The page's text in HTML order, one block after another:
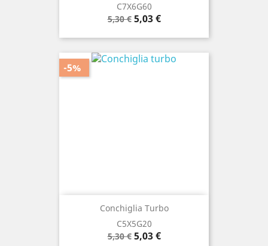
C7X6G60
Prezzo
5,30 € Prezzo
5,03 €
Conchiglia Turbo
C5X5G20
Prezzo
5,30 € Prezzo
5,03 €
-5%